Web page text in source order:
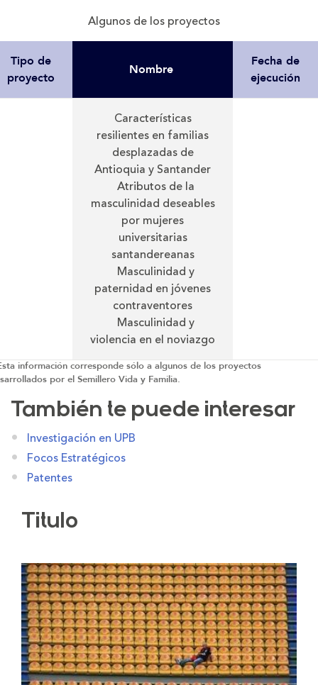
Algunos de los proyectos
Tipo de
proyecto
Nombre
Fecha de
ejecución
Características
resilientes en familias
desplazadas de
Antioquia y Santander
Atributos de la
masculinidad deseables
por mujeres
universitarias
santandereanas
Masculinidad y
paternidad en jóvenes
contraventores
Masculinidad y
violencia en el noviazgo
información corresponde sólo a algunos de los proyectos
por el Semillero Vida y Familia.
También te puede interesar
Investigación en UPB
Focos Estratégicos
Patentes
Titulo